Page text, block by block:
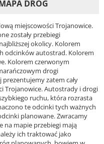
DRÓG
miejscowości Trojanowice.
zostały przebiegi
okolicy. Kolorem
odcinków autostrad. Kolorem
Kolorem czerwonym
drogi
zatem cały
Trojanowice. Autostrady i drogi
ruchu, która rozrasta
te odcinki tych ważnych
planowane. Zwracamy
na mapie przebiegi mają
ich traktować jako